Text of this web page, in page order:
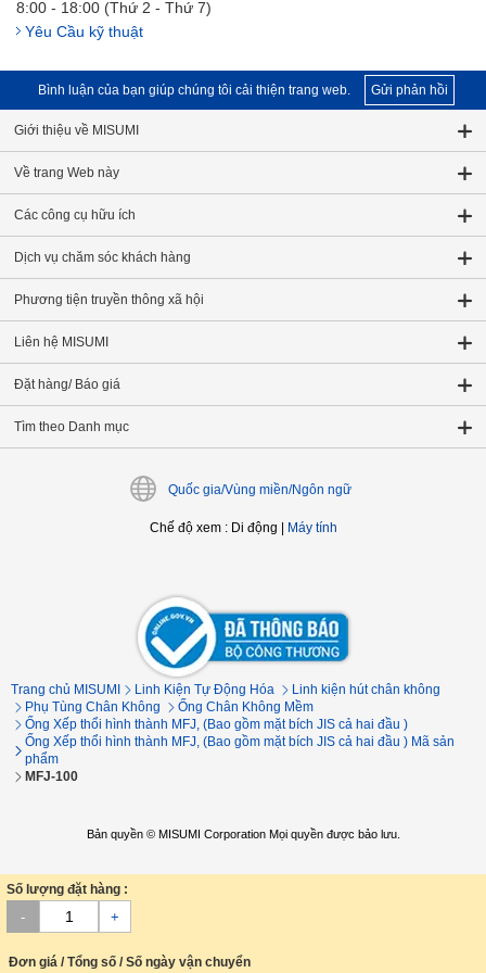
8:00 - 18:00 (Thứ 2 - Thứ 7)
Yêu Cầu kỹ thuật
Bình luận của bạn giúp chúng tôi cải thiện trang web. Gửi phản hồi
Giới thiệu về MISUMI
Về trang Web này
Các công cụ hữu ích
Dịch vụ chăm sóc khách hàng
Phương tiện truyền thông xã hội
Liên hệ MISUMI
Đặt hàng/ Báo giá
Tìm theo Danh mục
Quốc gia/Vùng miền/Ngôn ngữ
Chế độ xem: Di động Máy tính
Trang chủ MISUMI Linh Kiện Tự Động Hóa
Linh kiện hút chân không
Phụ Tùng Chân Không
Ống Chân Không Mềm
Ống Xếp thổi hình thành MFJ, (Bao gồm mặt bích JIS cả hai đầu )
Ống Xếp thổi hình thành MFJ, (Bao gồm mặt bích JIS cả hai đầu ) Mã sản
phẩm
MFJ-100
Bản quyền © MISUMI Corporation Mọi quyền được bảo lưu.
Số lượng đặt hàng :
- +
Đơn giá / Tổng số / Số ngày vận chuyển